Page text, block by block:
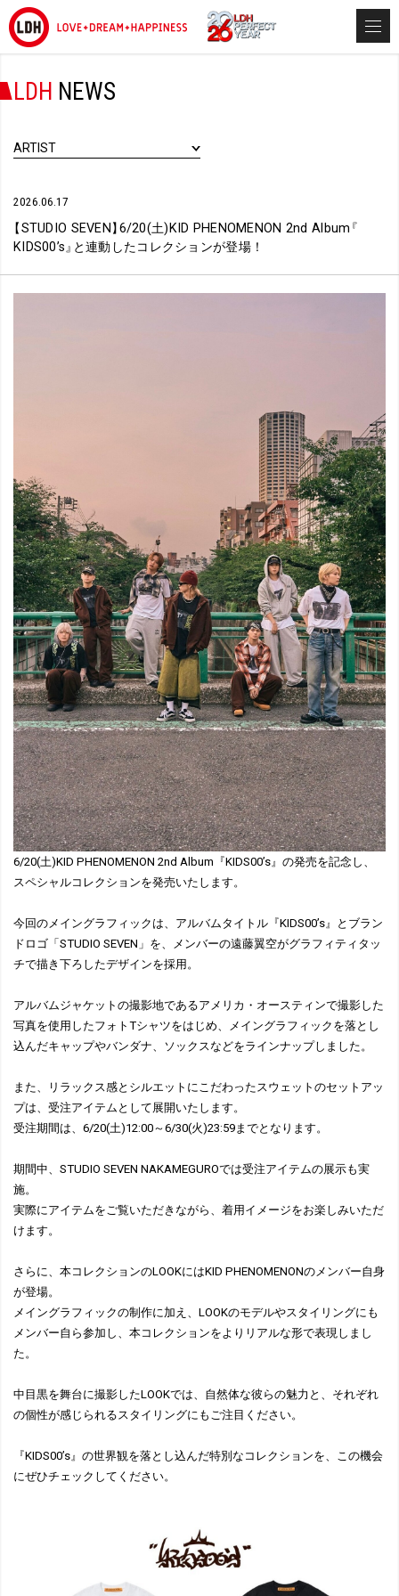
LDH NEWS
ARTIST
2026.06.17
【STUDIO SEVEN 】6/20(土)KID PHENOMENON 2nd Album『
KIDS00’s』と連動したコレクションが登場！
6/20(土)KID PHENOMENON 2nd Album『KIDS00’s』の発売を記念し、
スペシャルコレクションを発売いたします。
今回のメイングラフィックは、アルバムタイトル『KIDS00’s』とブラン
ドロゴ「STUDIO SEVEN」を、メンバーの遠藤翼空がグラフィティタッ
チで描き下ろしたデザインを採用。
アルバムジャケットの撮影地であるアメリカ・オースティンで撮影した
写真を使用したフォトTシャツをはじめ、メイングラフィックを落とし
込んだキャップやバンダナ、ソックスなどをラインナップしました。
また、リラックス感とシルエットにこだわったスウェットのセットアッ
プは、受注アイテムとして展開いたします。
受注期間は、6/20(土)12:00～6/30(火)23:59までとなります。
期間中、STUDIO SEVEN NAKAMEGUROでは受注アイテムの展示も実
施。
実際にアイテムをご覧いただきながら、着用イメージをお楽しみいただ
けます。
さらに、本コレクションのLOOKにはKID PHENOMENONのメンバー自身
が登場。
メイングラフィックの制作に加え、LOOKのモデルやスタイリングにも
メンバー自ら参加し、本コレクションをよりリアルな形で表現しまし
た。
中目黒を舞台に撮影したLOOKでは、自然体な彼らの魅力と、それぞれ
の個性が感じられるスタイリングにもご注目ください。
『KIDS00’s』の世界観を落とし込んだ特別なコレクションを、この機会
にぜひチェックしてください。